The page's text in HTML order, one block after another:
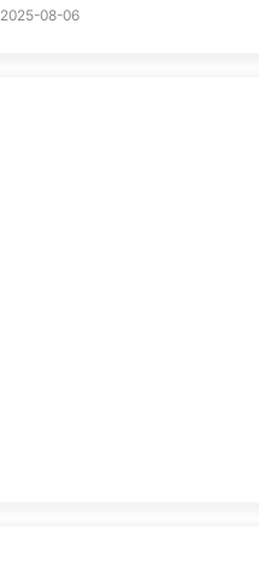
现90%性能提升？——慢慢学AI169
2025-08-06